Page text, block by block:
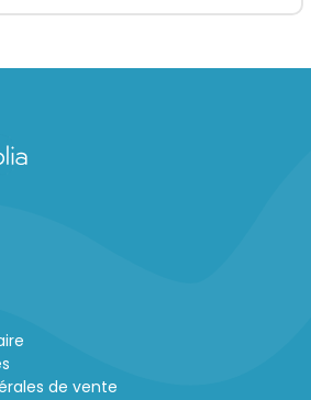
de vente